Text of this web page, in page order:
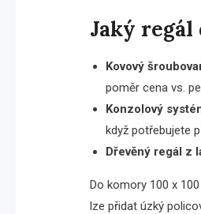
Jaký regál
Kovový
poměr cena vs.
Konzolový
když potřebujete
Dřevěný regál z
Do komory 100 x
lze přidat úzký